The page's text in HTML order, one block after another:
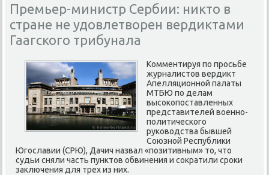
Премьер-министр Сербии: никто в
стране не удовлетворен вердиктами
Гаагского трибунала
Комментируя по просьбе
журналистов вердикт
Апелляционной палаты
МТБЮ по делам
высокопоставленных
представителей военно-
политического
руководства бывшей
Союзной Республики
Югославии (СРЮ), Дачич назвал «позитивным» то, что
судьи сняли часть пунктов обвинения и сократили сроки
заключения для трех из них.